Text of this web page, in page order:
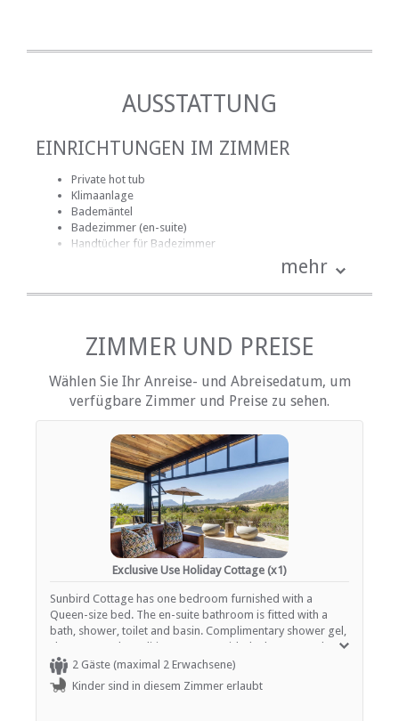
AUSSTATTUNG
EINRICHTUNGEN IM ZIMMER
Private hot tub
Klimaanlage
Bademäntel
Badezimmer (en-suite)
Handtücher für Badezimmer
Kamin
Eisen / Hosenpresse
Küche (komplett ausgestattet)
Rauchen: nicht erlaubt
Fernsehen (mit Satellit)
EINRICHTUNGEN AUF DEM GELÄNDE
Kinderfreundlich (alle Altersgruppen)
Outdoor shower or bathtub
Parkplatz (abseits der Straße)
Haustiere erlaubt (nach Absprache)
Rauchen: Nicht drinnen
ESSEN UND TRINKEN
Braai / Grill (BBQ)
Kostenloser Tee / Kaffee
mehr
ZIMMER UND PREISE
Wählen Sie Ihr Anreise- und Abreisedatum, um
verfügbare Zimmer und Preise zu sehen.
Exclusive Use Holiday Cottage (x1)
Sunbird Cottage has one bedroom furnished with a
Queen-size bed. The en-suite bathroom is fitted with a
bath, shower, toilet and basin. Complimentary shower gel,
shampoo and conditioner are provided. The cottage has a
well-equipped, spacious kitchen that contains a fridge, a
microwave, a stove, a dishwasher and washing machine.
Dishwasher detergent and liquid supplied. The open-plan
2 Gäste (maximal 2 Erwachsene)
Kinder sind in diesem Zimmer erlaubt